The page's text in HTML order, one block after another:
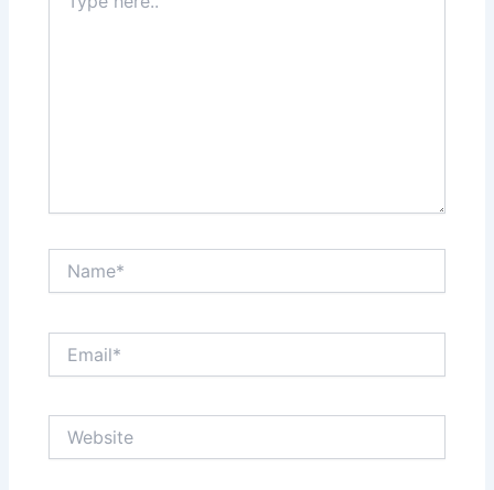
here..